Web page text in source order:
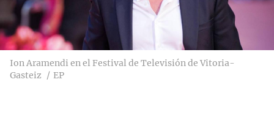
Ion Aramendi en el Festival de Televisión de Vitoria-
Gasteiz
EP